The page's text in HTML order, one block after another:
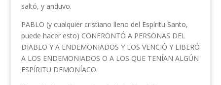
saltó, y anduvo.
PABLO (y cualquier cristiano lleno del Espíritu Santo,
puede hacer esto) CONFRONTÓ A PERSONAS DEL
DIABLO Y A ENDEMONIADOS Y LOS VENCIÓ Y LIBERÓ
A LOS ENDEMONIADOS O A LOS QUE TENÍAN ALGÚN
ESPÍRITU DEMONÍACO.